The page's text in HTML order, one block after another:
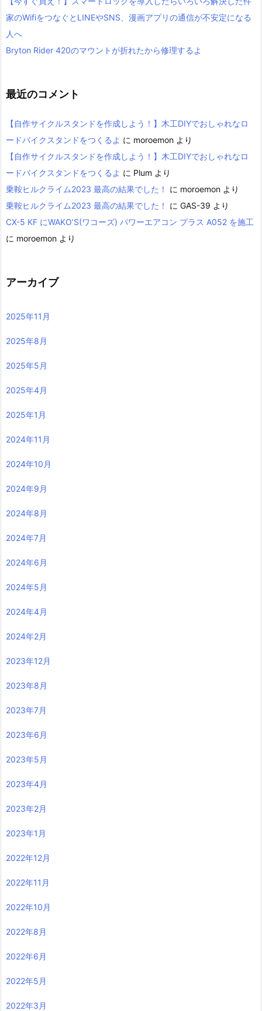
家のWifiをつなぐとLINEやSNS、漫画アプリの通信が不安定になる
人へ
Bryton Rider 420のマウントが折れたから修理するよ
最近のコメント
【自作サイクルスタンドを作成しよう！】木工DIYでおしゃれなロ
ードバイクスタンドをつくるよ に moroemon より
【自作サイクルスタンドを作成しよう！】木工DIYでおしゃれなロ
ードバイクスタンドをつくるよ に Plum より
乗鞍ヒルクライム2023 最高の結果でした！
に moroemon より
乗鞍ヒルクライム2023 最高の結果でした！
に GAS-39 より
CX-5 KF にWAKO’S(ワコーズ) パワーエアコン プラス A052 を施工
に moroemon より
アーカイブ
2025年11月
2025年8月
2025年5月
2025年4月
2025年1月
2024年11月
2024年10月
2024年9月
2024年8月
2024年7月
2024年6月
2024年5月
2024年4月
2024年2月
2023年12月
2023年8月
2023年7月
2023年6月
2023年5月
2023年4月
2023年2月
2023年1月
2022年12月
2022年11月
2022年10月
2022年8月
2022年6月
2022年5月
2022年3月